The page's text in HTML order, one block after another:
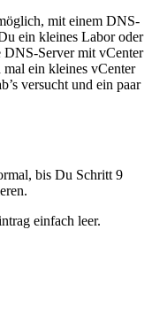
mit einem DNS-
ein kleines Labor oder
DNS-Server mit vCenter
ein kleines vCenter
versucht und ein paar
bis Du Schritt 9
einfach leer.